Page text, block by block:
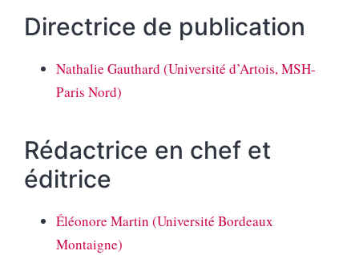
Directrice de publication
Nathalie Gauthard (Université d’Artois, MSH-
Paris Nord)
Rédactrice en chef et
éditrice
Éléonore Martin (Université Bordeaux
Montaigne)